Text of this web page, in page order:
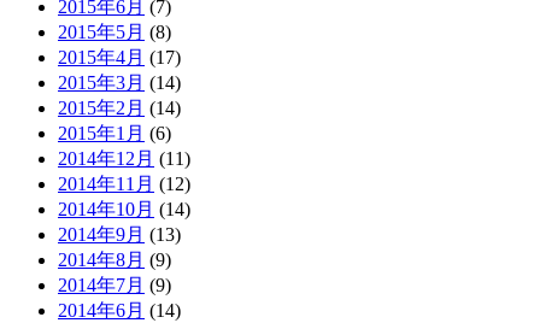
2015年6月 (7)
2015年5月 (8)
2015年4月 (17)
2015年3月 (14)
2015年2月 (14)
2015年1月 (6)
2014年12月 (11)
2014年11月 (12)
2014年10月 (14)
2014年9月 (13)
2014年8月 (9)
2014年7月 (9)
2014年6月 (14)